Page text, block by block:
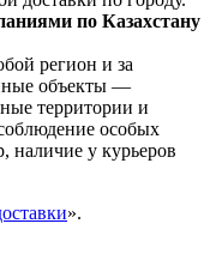
по Казахстану
регион и за
объекты —
территории и
особых
наличие у курьеров
».